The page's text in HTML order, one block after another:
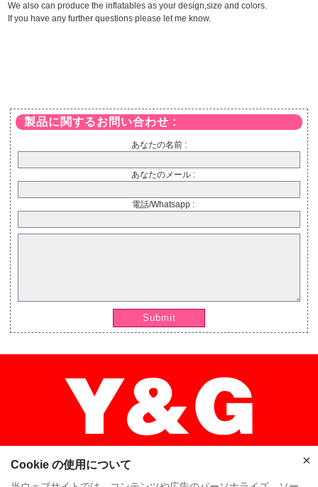
We also can produce the inflatables as your design,size and colors.
If you have any further questions please let me know.
製品に関するお問い合わせ :
あなたの名前 :
あなたのメール :
電話/Whatsapp :
Submit
Cookie の使用について ×